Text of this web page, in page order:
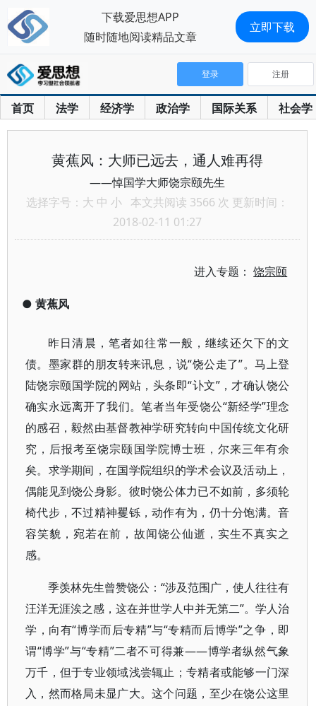
首页 法学 经济学 政治学 国际关系 社会学
登录 注册
黄蕉风：大师已远去，通人难再得
——悼国学大师饶宗颐先生
选择字号： 大 中 小 本文共阅读 3566 次 更新时间：
2018-02-11 01:27
进入专题：饶宗颐
● 黄蕉风
昨日清晨，笔者如往常一般，继续还欠下的文
债。墨家群的朋友转来讯息，说“饶公走了”。马上登
陆饶宗颐国学院的网站，头条即“讣文”，才确认饶公
确实永远离开了我们。笔者当年受饶公“新经学”理念
的感召，毅然由基督教神学研究转向中国传统文化研
究，后报考至饶宗颐国学院博士班，尔来三年有余
矣。求学期间，在国学院组织的学术会议及活动上，
偶能见到饶公身影。彼时饶公体力已不如前，多须轮
椅代步，不过精神矍铄，动作有为，仍十分饱满。音
容笑貌，宛若在前，故闻饶公仙逝，实生不真实之
感。
季羡林先生曾赞饶公：“涉及范围广，使人往往有
汪洋无涯涘之感，这在并世学人中并无第二”。学人治
学，向有“博学而后专精”与“专精而后博学”之争，即
谓“博学”与“专精”二者不可得兼——博学者纵然气象
万千，但于专业领域浅尝辄止；专精者或能够一门深
入，然而格局未显广大。这个问题，至少在饶公这里
下载爱思想APP
随时随地阅读精品文章
立即下载